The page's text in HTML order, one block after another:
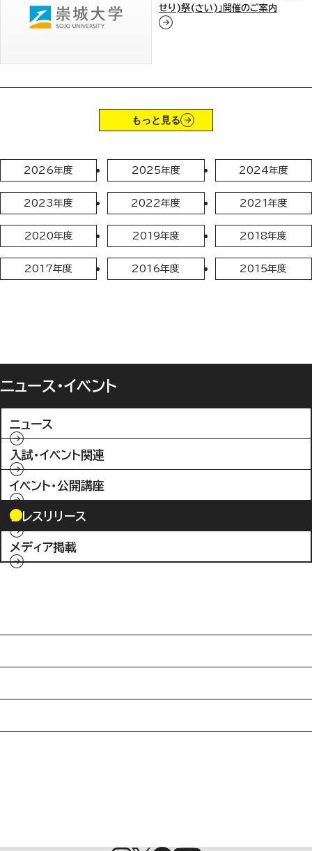
せり)祭(さい)」開催のご案内
もっと見る
2026年度 2025年度 2024年度
2023年度 2022年度 2021年度
2020年度 2019年度 2018年度
2017年度 2016年度 2015年度
ニュース・イベント
ニュース
入試・イベント関連
イベント・公開講座
プレスリリース
メディア掲載